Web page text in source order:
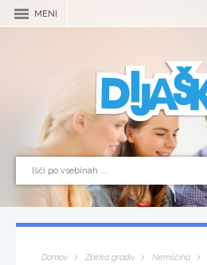
MENI
Domov Zbirka gradiv Nemščina